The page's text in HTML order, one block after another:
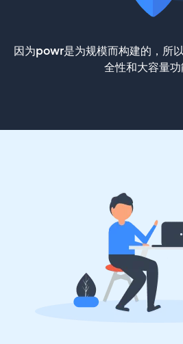
因为powr是为规模而构建的，所
全性和大容量功